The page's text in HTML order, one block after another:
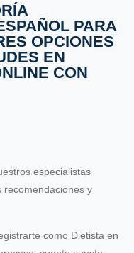
PARA
OPCIONES
EN
CON
especialistas
recomendaciones y
como Dietista en